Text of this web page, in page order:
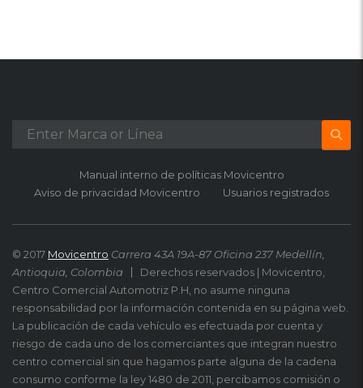
Manual interno de políticas Movicentro
Aviso de privacidad Movicentro
Usuarios registrados
© 2017 Movicentro Carrera 43A 19A-87 Oficina 237 Medellín,
Antioquia, Colombia
Derechos reservados | Movicentro,
Centro Comercial Automotriz P.H, no asume ninguna
responsabilidad por la información contenida en su página web.
La publicación de cada vehículo es efectuada por cuenta y
riesgo de cada uno de los comerciantes que integran nuestro
centro comercial sin que hagamos parte alguna de la cadena
consumo conforme la ley 1480 de 2011, percibamos comisión o